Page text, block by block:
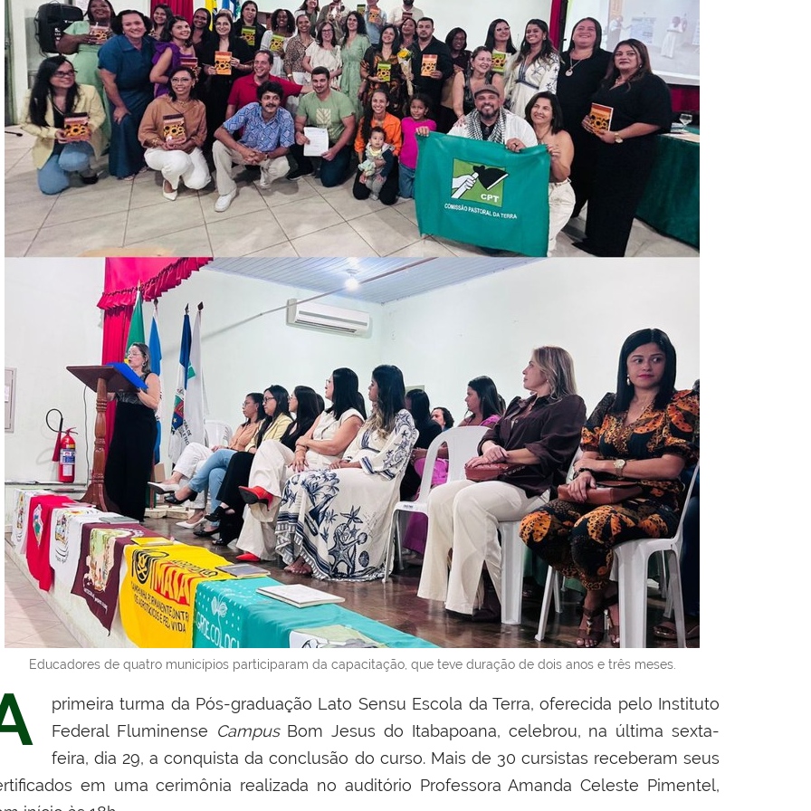
Educadores de quatro municípios participaram da capacitação, que teve duração de dois anos e três meses.
primeira turma da Pós-graduação Lato Sensu Escola da Terra, oferecida pelo Instituto
Federal Fluminense Campus Bom Jesus do Itabapoana, celebrou, na última sexta-
feira, dia 29, a conquista da conclusão do curso. Mais de 30 cursistas receberam seus
em uma cerimônia realizada no auditório Professora Amanda Celeste Pimentel,